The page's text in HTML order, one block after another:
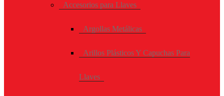
Accesorios para Llaves
Argollas Metálicas
Arillos Plásticos Y Capuchas Para
Llaves